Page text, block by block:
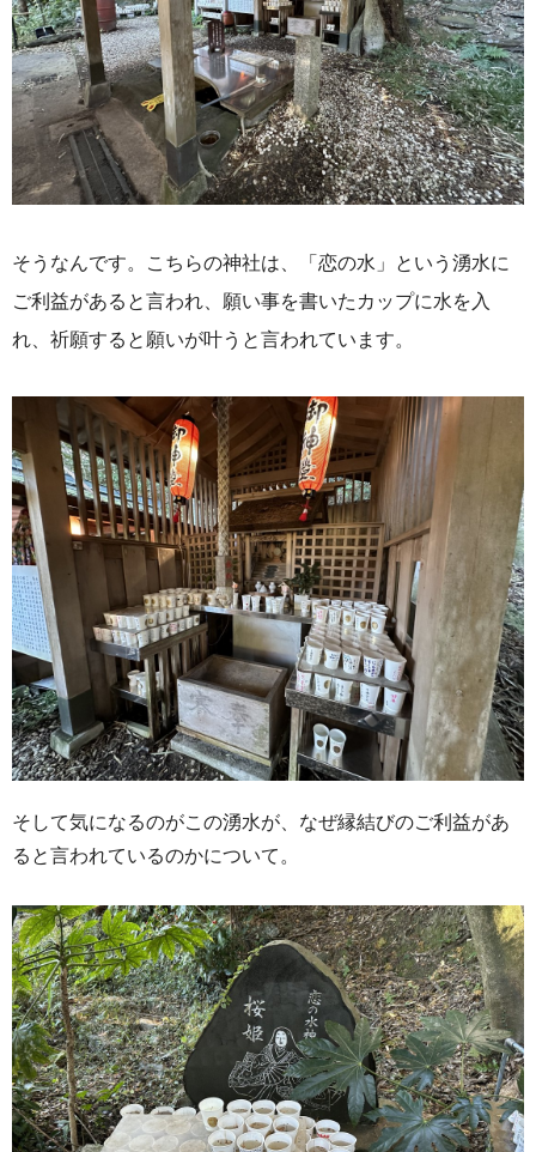
そうなんです。こちらの神社は、「恋の水」という湧水に
ご利益があると言われ、願い事を書いたカップに水を入
れ、祈願すると願いが叶うと言われています。
そして気になるのがこの湧水が、なぜ縁結びのご利益があ
ると言われているのかについて。